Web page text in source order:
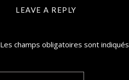
LEAVE A REPLY
Les champs obligatoires sont